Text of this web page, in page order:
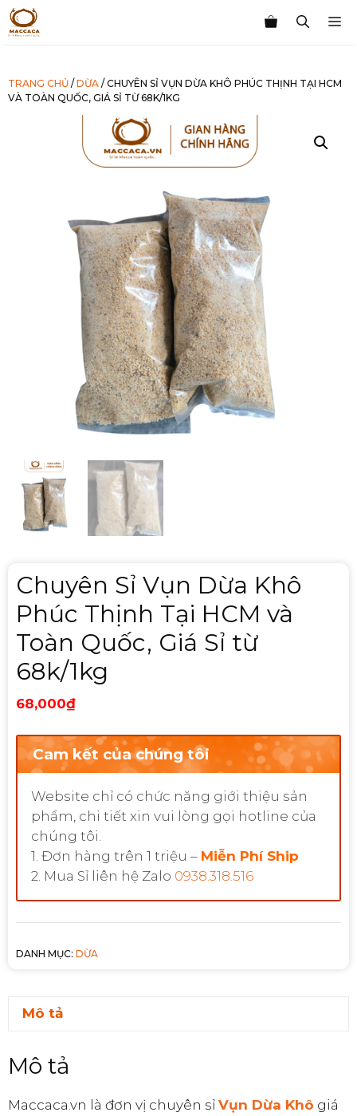
Chuyển
đến
TRANG CHỦ / DỪA / CHUYÊN SỈ VỤN DỪA KHÔ PHÚC THỊNH TẠI HCM
VÀ TOÀN QUỐC, GIÁ SỈ TỪ 68K/1KG
Chuyên Sỉ Vụn Dừa Khô
Phúc Thịnh Tại HCM và
Toàn Quốc, Giá Sỉ từ
68k/1kg
68,000₫
Cam kết của chúng tôi
Website chỉ có chức năng giới thiệu sản
phẩm, chi tiết xin vui lòng gọi hotline của
chúng tôi.
1. Đơn hàng trên 1 triệu – Miễn Phí Ship
2. Mua Sỉ liên hệ Zalo 0938.318.516
DANH MỤC: DỪA
Mô tả
Mô tả
Maccaca.vn là đơn vị chuyên sỉ Vụn Dừa Khô giá